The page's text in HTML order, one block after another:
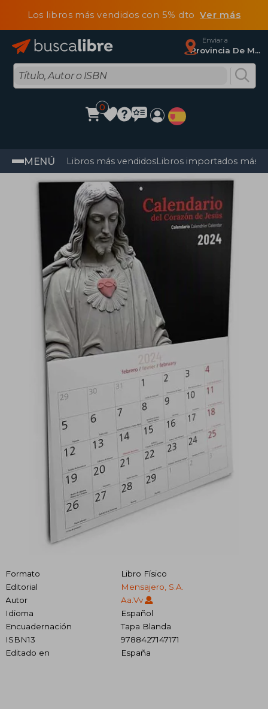
Los libros más vendidos con 5% dtoVer más
Enviar a
Provincia De Madrid
0
MENÚ Libros más vendidosLibros importados más
Formato
Libro Físico
Editorial
Mensajero, S.A.
Autor
Aa.Vv
Idioma
Español
Encuadernación
Tapa Blanda
ISBN13
9788427147171
Editado en
España